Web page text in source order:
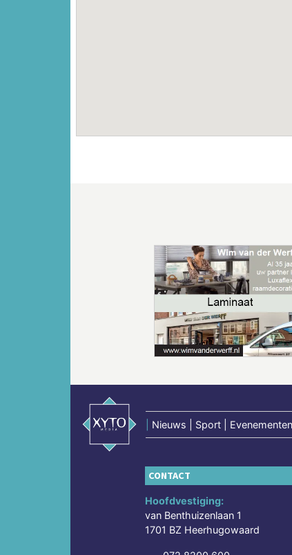
Nieuws | Sport | Evenementen
CONTACT
Hoofdvestiging:
van Benthuizenlaan 1
1701 BZ Heerhugowaard